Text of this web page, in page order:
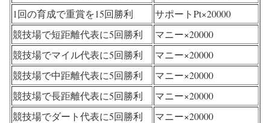
1回の育成で重賞を15回勝利
サポートPt×20000
競技場で短距離代表に5回勝利
マニー×20000
競技場でマイル代表に5回勝利
マニー×20000
競技場で中距離代表に5回勝利
マニー×20000
競技場で長距離代表に5回勝利
マニー×20000
競技場でダート代表に5回勝利
マニー×20000